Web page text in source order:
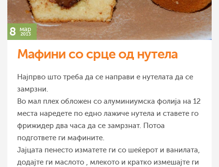
8 мар
2013
Мафини со срце од нутела
Најпрво што треба да се направи е нутелата да се
замрзни.
Во мал плех обложен со алуминиумска фолија на 12
места наредете по едно лажиче нутела и ставете го
фрижидер два часа да се замрзнат. Потоа
подгответе ги мафините.
Јајцата пенесто изматете ги со шеќерот и ванилата,
додајте ги маслото , млекото и кратко измешајте ги